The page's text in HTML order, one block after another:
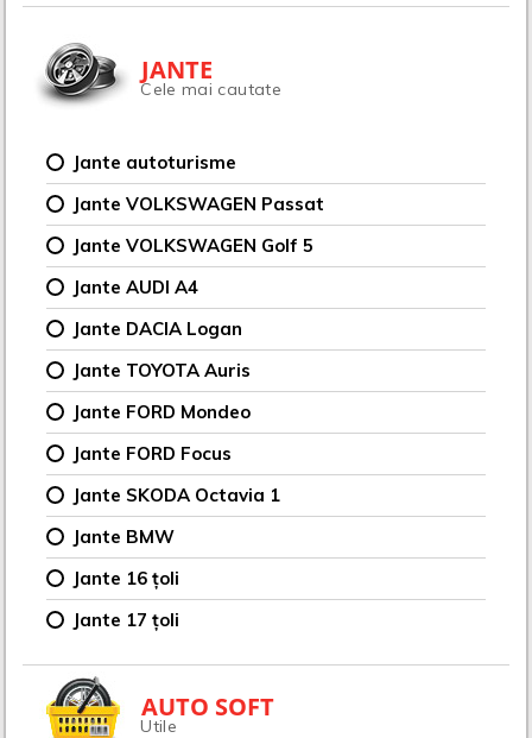
JANTE
Cele mai cautate
Jante autoturisme
Jante VOLKSWAGEN Passat
Jante VOLKSWAGEN Golf 5
Jante AUDI A4
Jante DACIA Logan
Jante TOYOTA Auris
Jante FORD Mondeo
Jante FORD Focus
Jante SKODA Octavia 1
Jante BMW
Jante 16 țoli
Jante 17 țoli
AUTO SOFT
Utile